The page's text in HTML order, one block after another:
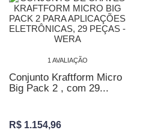
1 AVALIAÇÃO
Conjunto Kraftform Micro
Big Pack 2 , com 29...
R$ 1.154,96